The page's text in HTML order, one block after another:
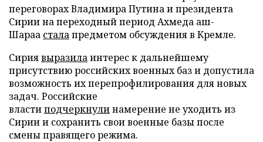
переговорах Владимира Путина и президента
Сирии на переходный период Ахмеда аш-
Шараа сталапредметом обсуждения в Кремле.
Сириявыразилаинтерес к дальнейшему
присутствию российских военных баз и допустила
возможность их перепрофилирования для новых
задач. Российские
властиподчеркнулинамерение не уходить из
Сирии и сохранить свои военные базы после
смены правящего режима.